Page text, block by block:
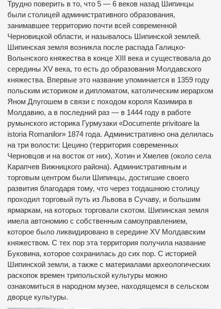
Трудно поверить в то, что 5 — 6 веков назад Шипинцы
были столицей административного образования,
занимавшее территорию почти всей современной
Черновицкой области, и называлось Шипинской землей.
Шипинская земля возникла после распада Галицко-
Волынского княжества в конце XIII века и существовала до
середины XV века, то есть до образования Молдавского
княжества. Впервые это название упоминается в 1359 году
польским историком и дипломатом, католическим иерархом
Яном Длугошем в связи с походом короля Казимира в
Молдавию, а в последний раз — в 1444 году в работе
румынского историка Гурмузаки «Documente privitoare la
istoria Romanilor» 1874 года. Административно она делилась
на три волости: Цецино (территория современных
Черновцов и на восток от них), Хотин и Хмелев (около села
Карапчев Вижницкого района). Административным и
торговым центром были Шипинцы, достигшие своего
развития благодаря тому, что через тогдашнюю столицу
проходил торговый путь из Львова в Сучаву, и большим
ярмаркам, на которых торговали скотом. Шипинская земля
имела автономию с собственным самоуправлением,
которое было ликвидировано в середине XV Молдавским
княжеством. С тех пор эта территория получила название
Буковина, которое сохранилась до сих пор. С историей
Шипинской земли, а также с материалами археологических
раскопок времен трипольской культуры можно
ознакомиться в народном музее, находящемся в сельском
дворце культуры.